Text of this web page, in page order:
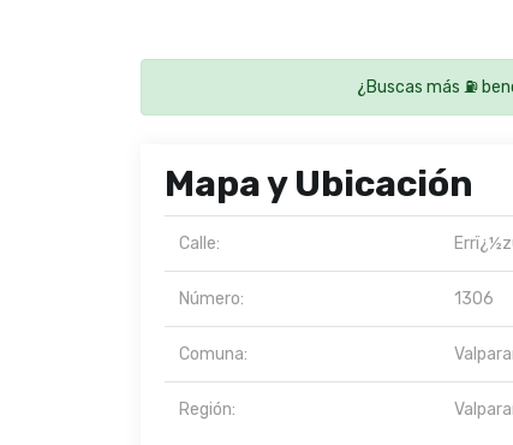
¿Buscas más ⛽
Mapa y Ubicación
Calle:
Número: 1306
Comuna:
Región: